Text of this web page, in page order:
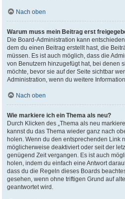
Nach oben
Warum muss mein Beitrag erst
Die Board-Administration kann
dem du einen Beitrag erstellt hast, die
müssen. Es ist auch möglich, dass die
von Benutzern hinzugefügt hat, bei denen
möchte, bevor sie auf der Seite sichtbar
Administration, wenn du weitere
Nach oben
Wie markiere ich ein Thema als neu?
Durch Klicken des „Thema als neu
kannst du das Thema wieder ganz nach
holen. Wenn du den entsprechenden Link
möglicherweise deaktiviert oder seit der
genügend Zeit vergangen. Es ist auch
holen, indem du einfach eine Antwort
dass du die Regeln dieses Boards
gesehen, wenn ohne triftigen Grund auf
geantwortet wird.